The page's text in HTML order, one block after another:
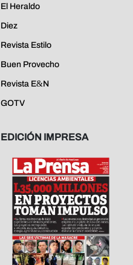
El Heraldo
Diez
Revista Estilo
Buen Provecho
Revista E&N
GOTV
EDICIÓN IMPRESA